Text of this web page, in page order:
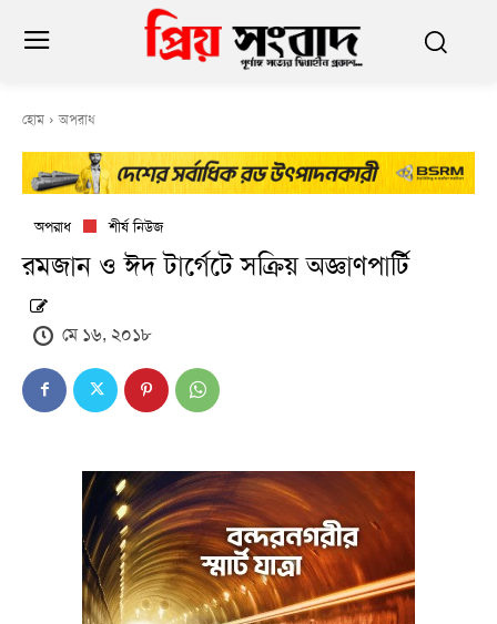
হোম অপরাধ
অপরাধ শীর্ষ নিউজ
রমজান ও ঈদ টার্গেটে সক্রিয় অজ্ঞাণপার্টি
মে ১৬, ২০১৮